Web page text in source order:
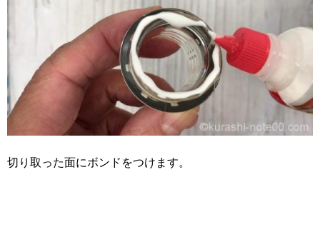
切り取った面にボンドをつけます。